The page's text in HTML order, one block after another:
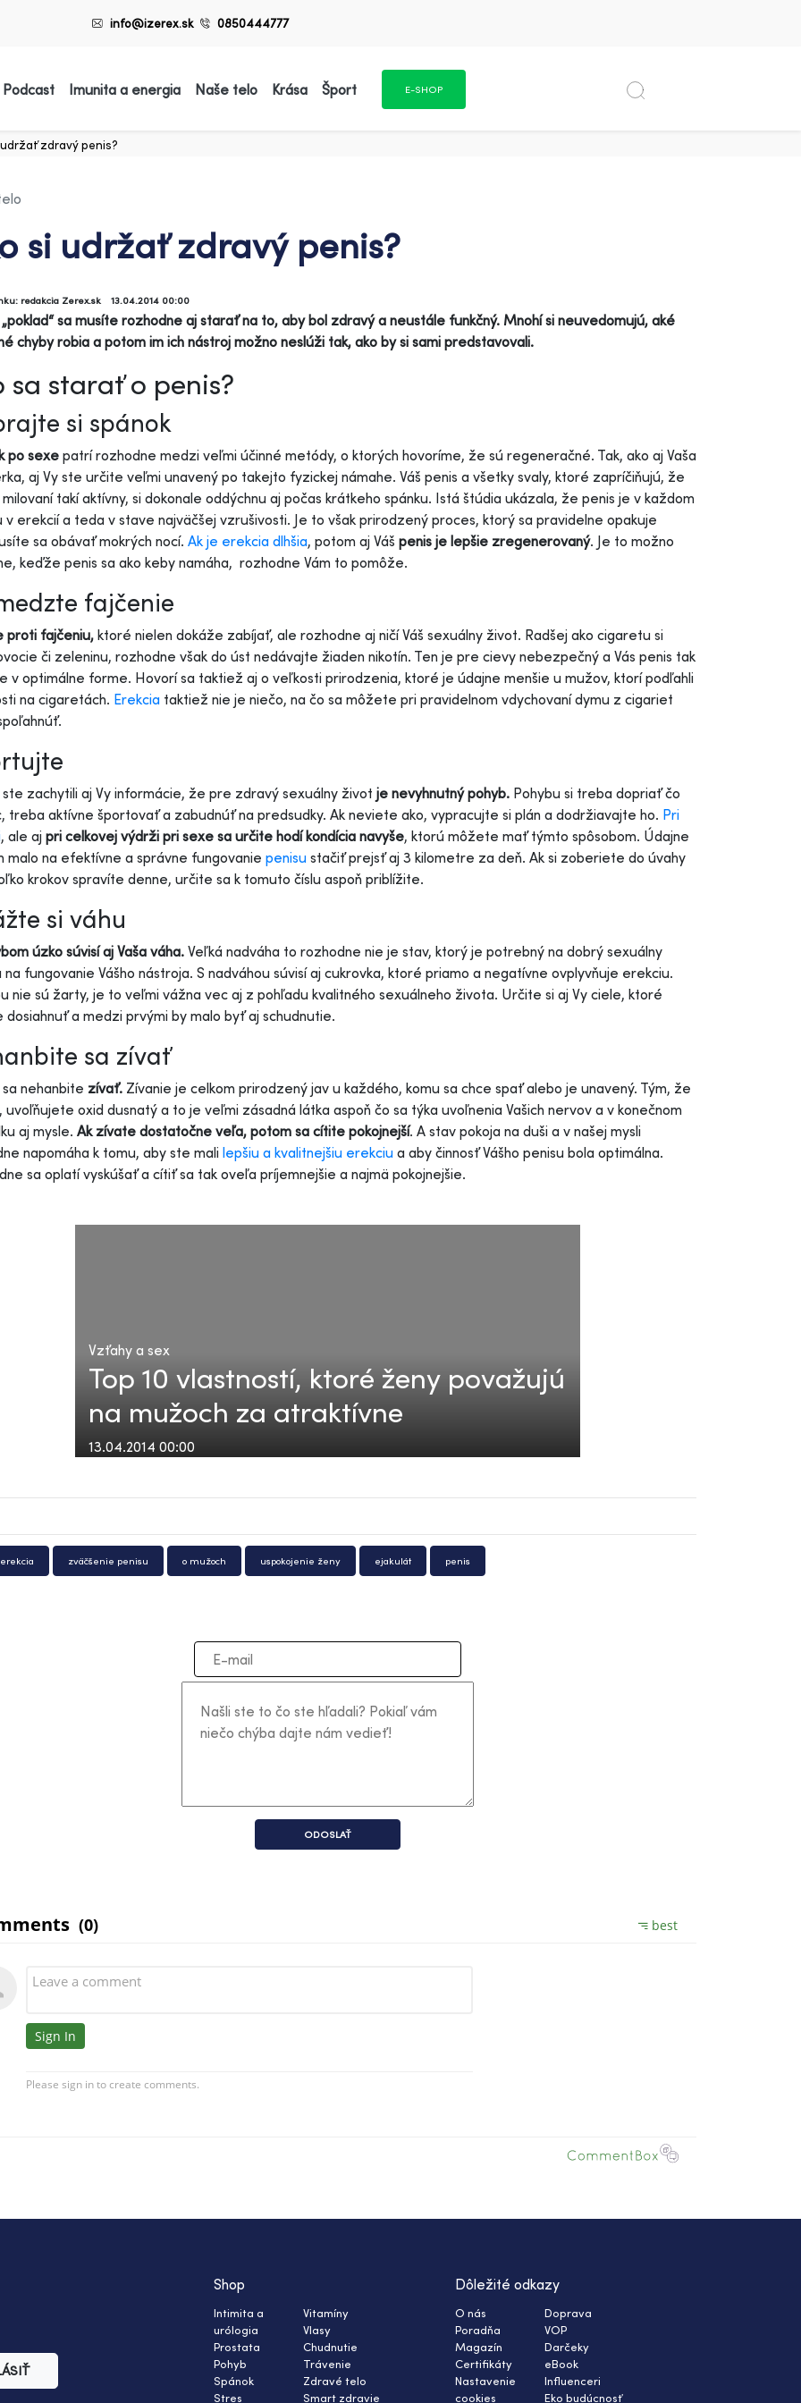
info@izerex.sk 0850444777
Imunita a energia Naše telo Krása Šport E-SHOP
zdravý penis?
si udržať zdravý penis?
redakcia Zerex.sk 13.04.2014 00:00
sa musíte rozhodne aj starať na to, aby bol zdravý a neustále funkčný. Mnohí si neuvedomujú, aké
chyby robia a potom im ich nástroj možno neslúži tak, ako by si sami predstavovali.
sa starať o penis?
si spánok
po sexe patrí rozhodne medzi veľmi účinné metódy, o ktorých hovoríme, že sú regeneračné. Tak, ako aj Vaša
aj Vy ste určite veľmi unavený po takejto fyzickej námahe. Váš penis a všetky svaly, ktoré zapríčiňujú, že
takí aktívny, si dokonale oddýchnu aj počas krátkeho spánku. Istá štúdia ukázala, že penis je v každom
v erekcií a teda v stave najväčšej vzrušivosti. Je to však prirodzený proces, ktorý sa pravidelne opakuje
sa obávať mokrých nocí. Ak je erekcia dlhšia, potom aj Váš penis je lepšie zregenerovaný. Je to možno
keďže penis sa ako keby namáha, rozhodne Vám to pomôže.
fajčenie
proti fajčeniu,ktoré nielen dokáže zabíjať, ale rozhodne aj ničí Váš sexuálny život. Radšej ako cigaretu si
či zeleninu, rozhodne však do úst nedávajte žiaden nikotín. Ten je pre cievy nebezpečný a Vás penis tak
v optimálne forme. Hovorí sa taktiež aj o veľkosti prirodzenia, ktoré je údajne menšie u mužov, ktorí podľahli
na cigaretách. Erekcia taktiež nie je niečo, na čo sa môžete pri pravidelnom vdychovaní dymu z cigariet
zachytili aj Vy informácie, že pre zdravý sexuálny život je nevyhnutný pohyb. Pohybu si treba dopriať čo
treba aktívne športovať a zabudnúť na predsudky. Ak neviete ako, vypracujte si plán a dodržiavajte ho. Pri
, ale aj pri celkovej výdrži pri sexe sa určite hodí kondícia navyše, ktorú môžete mať týmto spôsobom. Údajne
malo na efektívne a správne fungovanie penisu stačiť prejsť aj 3 kilometre za deň. Ak si zoberiete do úvahy
krokov spravíte denne, určite sa k tomuto číslu aspoň priblížite.
si váhu
úzko súvisí aj Vaša váha. Veľká nadváha to rozhodne nie je stav, ktorý je potrebný na dobrý sexuálny
na fungovanie Vášho nástroja. S nadváhou súvisí aj cukrovka, ktoré priamo a negatívne ovplyvňuje erekciu.
nie sú žarty, je to veľmi vážna vec aj z pohľadu kvalitného sexuálneho života. Určite si aj Vy ciele, ktoré
dosiahnuť a medzi prvými by malo byť aj schudnutie.
sa zívať
nehanbite zívať. Zívanie je celkom prirodzený jav u každého, komu sa chce spať alebo je unavený. Tým, že
uvoľňujete oxid dusnatý a to je veľmi zásadná látka aspoň čo sa týka uvoľnenia Vašich nervov a v konečnom
aj mysle. Ak zívate dostatočne veľa, potom sa cítite pokojnejší. A stav pokoja na duši a v našej mysli
napomáha k tomu, aby ste mali lepšiu a kvalitnejšiu erekciu a aby činnosť Vášho penisu bola optimálna.
sa oplatí vyskúšať a cítiť sa tak oveľa príjemnejšie a najmä pokojnejšie.
Vzťahy a sex
Top 10 vlastností, ktoré ženy považujú
na mužoch za atraktívne
13.04.2014 00:00
zväčšenie penisu o mužoch uspokojenie ženy ejakulát penis
ODOSLAŤ
Shop
Intimita a
urólogia
Prostata
Pohyb
Spánok
Stres
Vitamíny
Vlasy
Chudnutie
Trávenie
Zdravé telo
Smart zdravie
Dôležité odkazy
O nás
Poradňa
Magazín
Certifikáty
Nastavenie
cookies
Doprava
VOP
Darčeky
eBook
Influenceri
Eko budúcnosť